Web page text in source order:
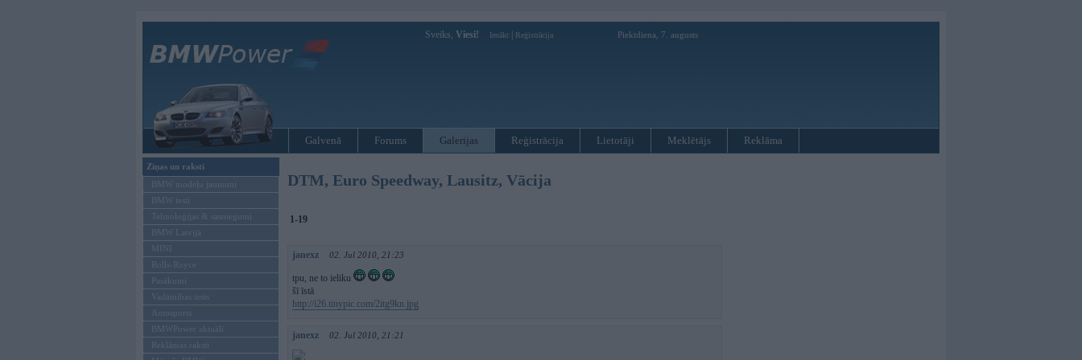
Sveiks, Viesi! Ienākt Reģistrācija Piektdiena, 7. augusts
Galvenā Forums Galerijas Reģistrācija Lietotāji Meklētājs Reklāma
Ziņas un raksti
BMW modeļu jaunumi
BMW testi
Tehnoloģijas & sasniegumi
BMW Latvijā
MINI
Rolls-Royce
Pasākumi
Vadāmības tests
Autosports
BMWPower aktuāli
Reklāmas raksti
DTM, Euro Speedway, Lausitz, Vācija
1-19
janexz 02. Jul 2010, 21:23
tpu, ne to ieliku
šī īstā
http://i26.tinypic.com/2itg9kn.jpg
janexz 02. Jul 2010, 21:21